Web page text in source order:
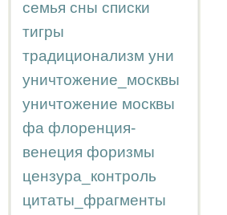
семья сны списки
тигры
традиционализм уни
уничтожение_москвы
уничтожение москвы
фа флоренция-
венеция форизмы
цензура_контроль
цитаты_фрагменты